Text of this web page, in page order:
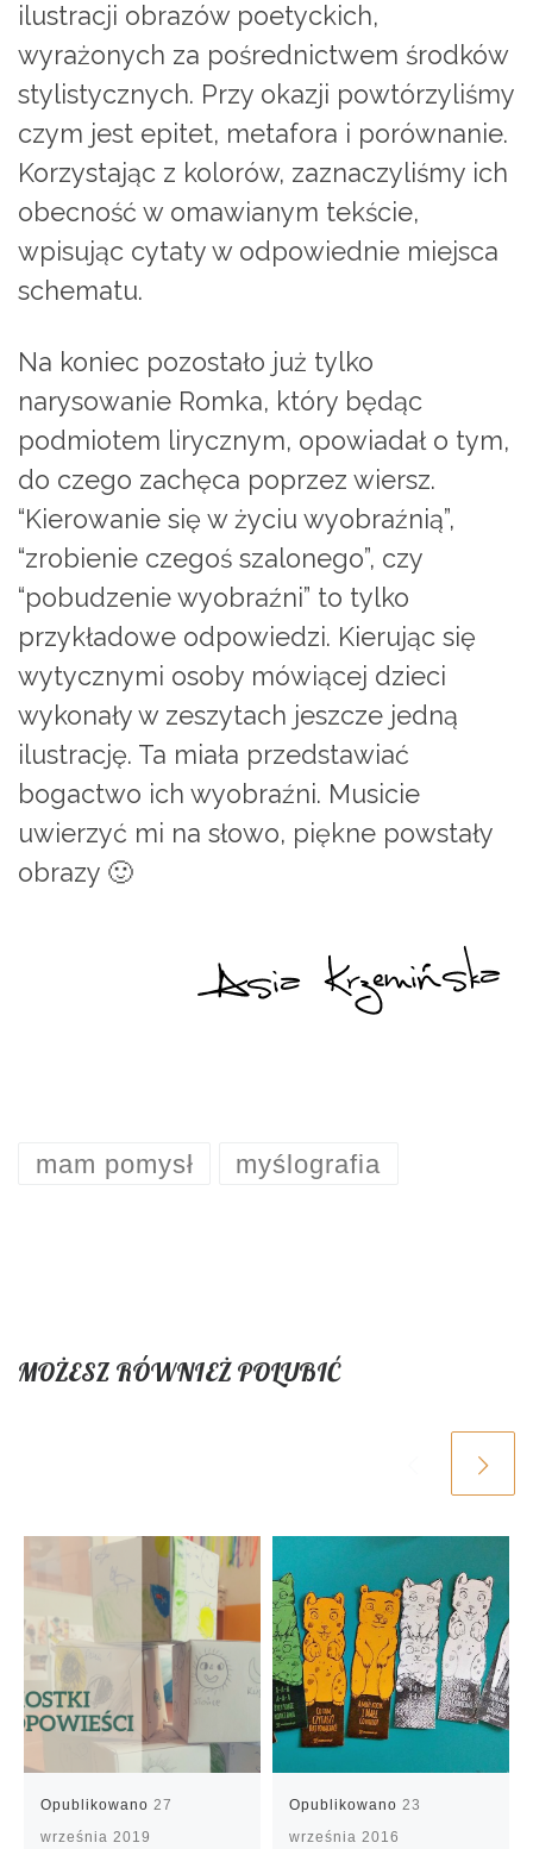
ilustracji obrazów poetyckich,
wyrażonych za pośrednictwem środków
stylistycznych. Przy okazji powtórzyliśmy
czym jest epitet, metafora i porównanie.
Korzystając z kolorów, zaznaczyliśmy ich
obecność w omawianym tekście,
wpisując cytaty w odpowiednie miejsca
schematu.
Na koniec pozostało już tylko
narysowanie Romka, który będąc
podmiotem lirycznym, opowiadał o tym,
do czego zachęca poprzez wiersz.
“Kierowanie się w życiu wyobraźnią”,
“zrobienie czegoś szalonego”, czy
“pobudzenie wyobraźni” to tylko
przykładowe odpowiedzi. Kierując się
wytycznymi osoby mówiącej dzieci
wykonały w zeszytach jeszcze jedną
ilustrację. Ta miała przedstawiać
bogactwo ich wyobraźni. Musicie
uwierzyć mi na słowo, piękne powstały
obrazy 🙂
mam pomysł myślografia
MOŻESZ RÓWNIEŻ POLUBIĆ
Opublikowano27
września 2019
Opublikowano23
września 2016